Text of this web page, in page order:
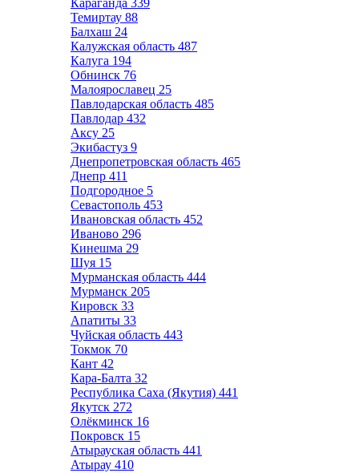
Караганда 339
Темиртау 88
Балхаш 24
Калужская область 487
Калуга 194
Обнинск 76
Малоярославец 25
Павлодарская область 485
Павлодар 432
Аксу 25
Экибастуз 9
Днепропетровская область 465
Днепр 411
Подгородное 5
Севастополь 453
Ивановская область 452
Иваново 296
Кинешма 29
Шуя 15
Мурманская область 444
Мурманск 205
Кировск 33
Апатиты 33
Чуйская область 443
Токмок 70
Кант 42
Кара-Балта 32
Республика Саха (Якутия) 441
Якутск 272
Олёкминск 16
Покровск 15
Атырауская область 441
Атырау 410